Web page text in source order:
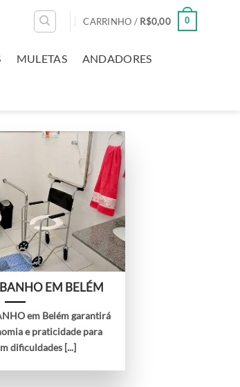
CARRINHO / R$0,00 0
MULETAS ANDADORES
EM BELÉM
em Belém garantirá
e praticidade para
dificuldades [...]